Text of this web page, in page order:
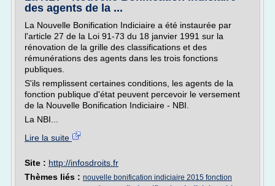
des agents de la ...
La Nouvelle Bonification Indiciaire a été instaurée par
l'article 27 de la Loi 91-73 du 18 janvier 1991 sur la
rénovation de la grille des classifications et des
rémunérations des agents dans les trois fonctions
publiques.
S'ils remplissent certaines conditions, les agents de la
fonction publique d'état peuvent percevoir le versement
de la Nouvelle Bonification Indiciaire - NBI.
La NBI...
Lire la suite
Site : http://infosdroits.fr
Thèmes liés : nouvelle bonification indiciaire 2015 fonction